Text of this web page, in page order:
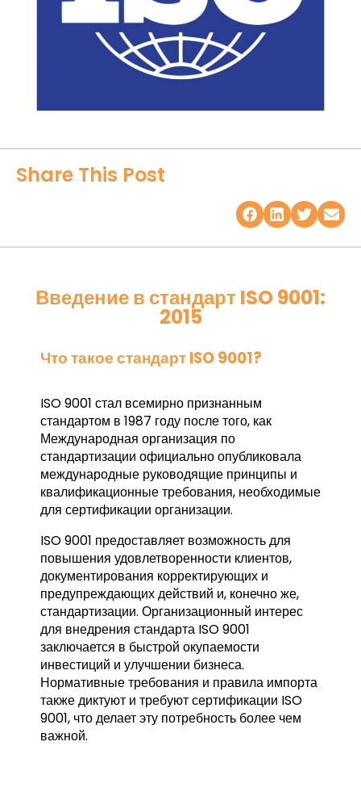
Share This Post
Введение в стандарт ISO 9001:
2015
Что такое стандарт ISO 9001?
ISO 9001 стал всемирно признанным
стандартом в 1987 году после того, как
Международная организация по
стандартизации официально опубликовала
международные руководящие принципы и
квалификационные требования, необходимые
для сертификации организации.
ISO 9001 предоставляет возможность для
повышения удовлетворенности клиентов,
документирования корректирующих и
предупреждающих действий и, конечно же,
стандартизации. Организационный интерес
для внедрения стандарта ISO 9001
заключается в быстрой окупаемости
инвестиций и улучшении бизнеса.
Нормативные требования и правила импорта
также диктуют и требуют сертификации ISO
9001, что делает эту потребность более чем
важной.